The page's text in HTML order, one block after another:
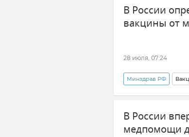
В России
вакцины от
28 июля, 07:24
Минздрав РФ
Новости
В России
медпомощи